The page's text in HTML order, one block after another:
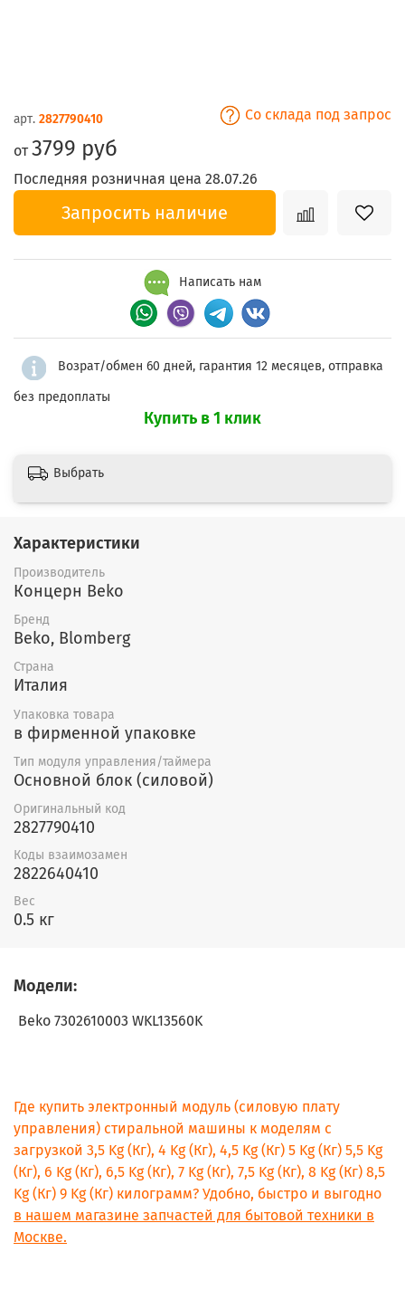
арт. 2827790410 Со склада под запрос
от3799 руб
Последняя розничная цена 28.07.26
Запросить наличие
Написать нам
Возрат/обмен 60 дней, гарантия 12 месяцев, отправка
без предоплаты
Купить в 1 клик
Выбрать
Характеристики
Производитель
Концерн Beko
Бренд
Beko, Blomberg
Страна
Италия
Упаковка товара
в фирменной упаковке
Тип модуля управления/таймера
Основной блок (силовой)
Оригинальный код
2827790410
Коды взаимозамен
2822640410
Вес
0.5 кг
Модели:
Beko 7302610003 WKL13560K
Где купить электронный модуль (силовую плату
управления) стиральной машины к моделям с
загрузкой 3,5 Kg (Кг), 4 Kg (Кг), 4,5 Kg (Кг) 5 Kg (Кг) 5,5 Kg
(Кг), 6 Kg (Кг), 6,5 Kg (Кг), 7 Kg (Кг), 7,5 Kg (Кг), 8 Kg (Кг) 8,5
Kg (Кг) 9 Kg (Кг) килограмм? Удобно, быстро и выгодно
в нашем магазине запчастей для бытовой техники в
Москве.